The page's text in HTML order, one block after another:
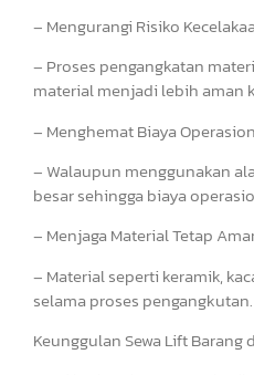
– Mengurangi Risiko
– Proses pengangkatan
material menjadi lebih aman
– Menghemat Biaya
– Walaupun menggunakan
besar sehingga biaya
– Menjaga Material Tetap
– Material seperti keramik,
selama proses pengangkutan.
Keunggulan Sewa Lift Barang